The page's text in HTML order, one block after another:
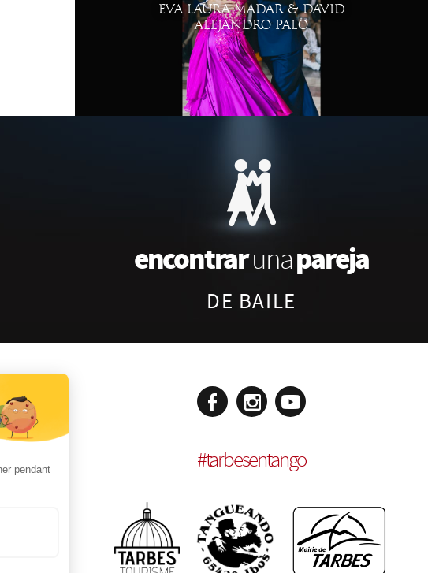
EVA LAURA MADAR & DAVID
ALEJANDRO PALO
encontrarunapareja
DE BAILE
#tarbesentango